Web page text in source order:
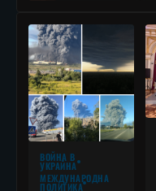
ВОЙНА В
УКРАЙНА
МЕЖДУНАРОДНА
ПОЛИТИКА